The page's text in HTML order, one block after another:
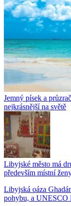
Jemný písek a
nejkrásnější na světě
Libyjské město má
především místní
Libyjská oáza
pohybu, a UNESCO